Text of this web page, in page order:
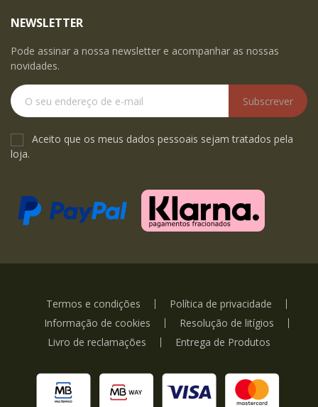
NEWSLETTER
Pode assinar a nossa newsletter e acompanhar as nossas
novidades.
Subscrever
Aceito que os meus dados pessoais sejam tratados pela
loja.
Termos e condições
Política de privacidade
Informação de cookies
Resolução de litígios
Livro de reclamações
Entrega de Produtos